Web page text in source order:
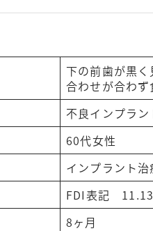
下の前歯が黒
合わせが合わ
不良インプラ
60代女性
インプラント
FDI表記
8ヶ月